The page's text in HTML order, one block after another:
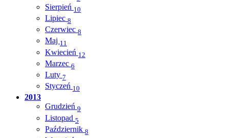
Sierpień 10
Lipiec 8
Czerwiec 8
Maj 11
Kwiecień 12
Marzec 6
Luty 7
Styczeń 10
2013
Grudzień 9
Listopad 5
Październik 8